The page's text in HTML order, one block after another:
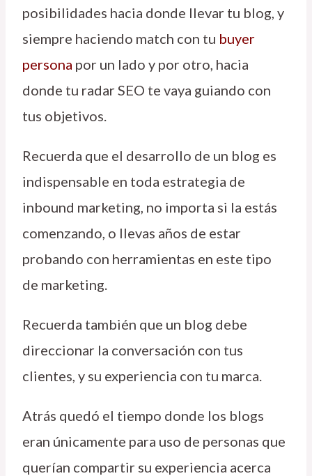
posibilidades hacia donde llevar tu blog, y
siempre haciendo match con tu buyer
persona por un lado y por otro, hacia
donde tu radar SEO te vaya guiando con
tus objetivos.
Recuerda que el desarrollo de un blog es
indispensable en toda estrategia de
inbound marketing, no importa si la estás
comenzando, o llevas años de estar
probando con herramientas en este tipo
de marketing.
Recuerda también que un blog debe
direccionar la conversación con tus
clientes, y su experiencia con tu marca.
Atrás quedó el tiempo donde los blogs
eran únicamente para uso de personas que
querían compartir su experiencia acerca